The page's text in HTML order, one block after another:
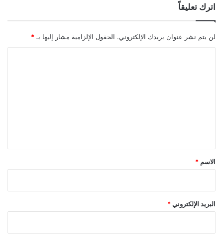
اترك تعليقاً
لن يتم نشر عنوان بريدك الإلكتروني. الحقول الإلزامية مشار إليها بـ *
*
الاسم *
البريد الإلكتروني *